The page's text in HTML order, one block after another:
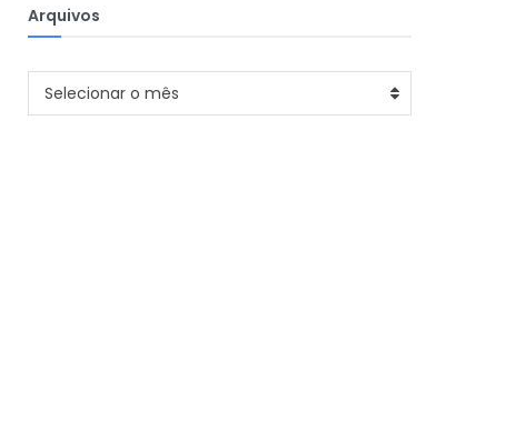
Arquivos
Arquivos
Selecionar o mês